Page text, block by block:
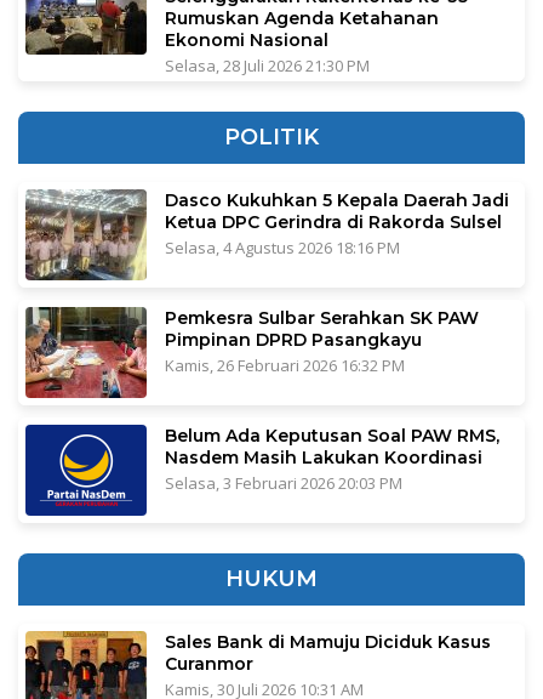
Rumuskan Agenda Ketahanan
Ekonomi Nasional
Selasa, 28 Juli 2026 21:30 PM
POLITIK
Dasco Kukuhkan 5 Kepala Daerah Jadi
Ketua DPC Gerindra di Rakorda Sulsel
Selasa, 4 Agustus 2026 18:16 PM
Pemkesra Sulbar Serahkan SK PAW
Pimpinan DPRD Pasangkayu
Kamis, 26 Februari 2026 16:32 PM
Belum Ada Keputusan Soal PAW RMS,
Nasdem Masih Lakukan Koordinasi
Selasa, 3 Februari 2026 20:03 PM
HUKUM
Sales Bank di Mamuju Diciduk Kasus
Curanmor
Kamis, 30 Juli 2026 10:31 AM